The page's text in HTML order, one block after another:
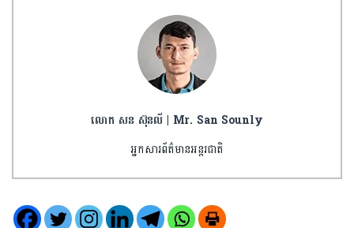
លោក សន ស៊ុនលី | Mr. San Sounly
អ្នកសារព័ត៌មានអន្តរជាតិ